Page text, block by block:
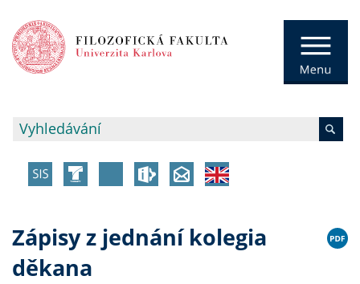
Zápisy z jednání kolegia
děkana